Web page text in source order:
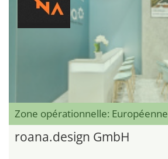
Zone opérationnelle: Européenne
roana.design GmbH